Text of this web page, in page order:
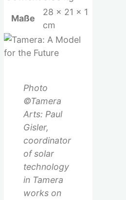
Maße
28 × 21 × 1
cm
Photo
©Tamera
Arts: Paul
Gisler,
coordinator
of solar
technology
in Tamera
works on